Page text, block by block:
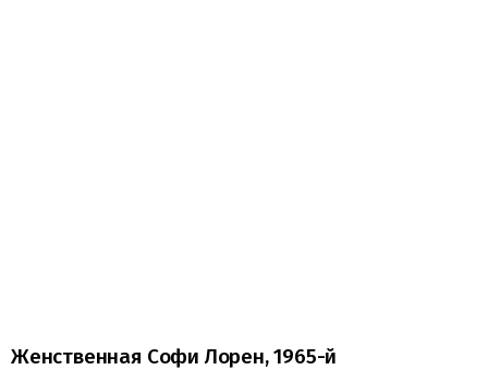
Женственная Софи Лорен, 1965-й